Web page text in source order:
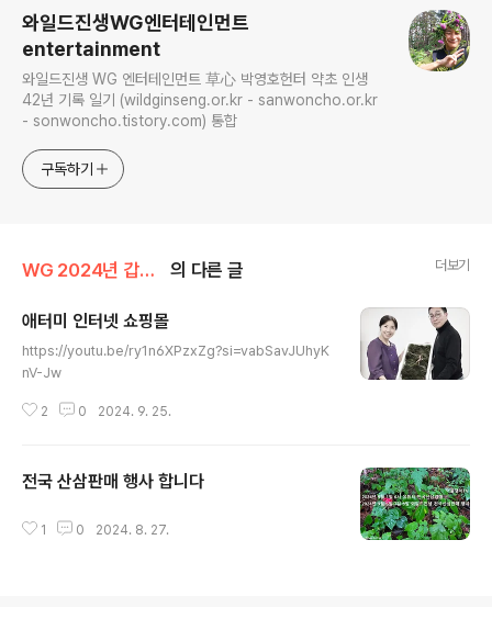
와일드진생WG엔터테인먼트
entertainment
와일드진생 WG 엔터테인먼트 草心 박영호헌터 약초 인생
42년 기록 일기 (wildginseng.or.kr - sanwoncho.or.kr
- sonwoncho.tistory.com) 통합
구독하기
WG 2024년 갑진년 기록 의 다른 글 더보기
애터미 인터넷 쇼핑몰
https://youtu.be/ry1n6XPzxZg?si=vabSavJUhyK
nV-Jw
2 0 2024. 9. 25.
전국 산삼판매 행사 합니다
1 0 2024. 8. 27.